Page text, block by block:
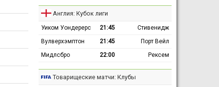
Англия: Кубок лиги
Уиком Уондерерс 21:45
Стивенидж
Вулверхэмптон
21:45
Порт Вейл
Мидлсбро
22:00 Рексем
Товарищеские матчи: Клубы